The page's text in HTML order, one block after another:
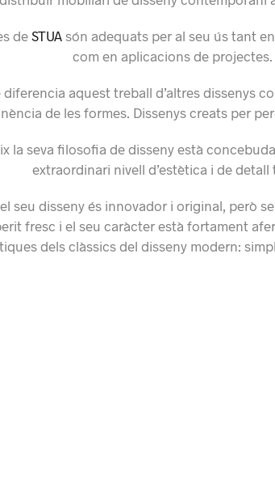
de STUAsón adequats per al seu ús tant
com en aplicacions de projectes.
diferencia aquest treball d’altres dissenys
de les formes. Dissenys creats per
la seva filosofia de disseny està
extraordinari nivell d’estètica i de detall
seu disseny és innovador i original, però
fresc i el seu caràcter està fortament
dels clàssics del disseny modern: